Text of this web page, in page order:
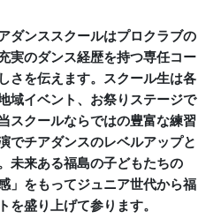
ダンススクールはプロクラブの
実のダンス経歴を持つ専任コー
さを伝えます。スクール生は各
域イベント、お祭りステージで
スクールならではの豊富な練習
でチアダンスのレベルアップと
未来ある福島の子どもたちの
」をもってジュニア世代から福
を盛り上げて参ります。